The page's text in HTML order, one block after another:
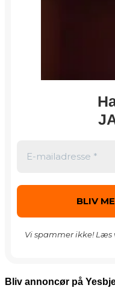
Vi spammer ikke! Læs
Bliv annoncør på